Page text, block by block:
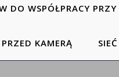
DO WSPÓŁPRACY
KAMERĄ